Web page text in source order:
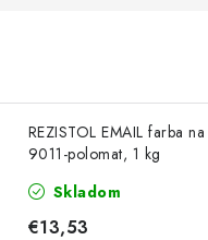
REZISTOL EMAIL farba
9011-polomat, 1 kg
Skladom
€13,53